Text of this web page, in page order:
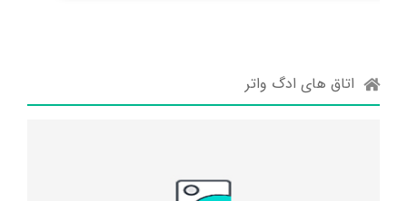
اتاق های ادگ واتر